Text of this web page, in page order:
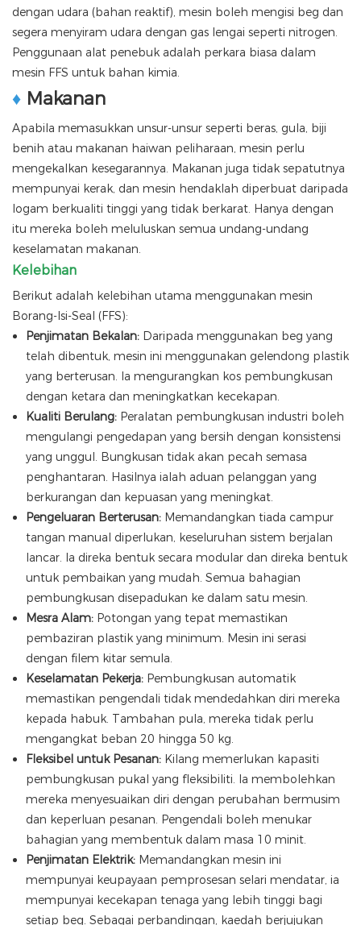
dengan udara (bahan reaktif), mesin boleh mengisi beg dan
segera menyiram udara dengan gas lengai seperti nitrogen.
Penggunaan alat penebuk adalah perkara biasa dalam
mesin FFS untuk bahan kimia.
♦ Makanan
Apabila memasukkan unsur-unsur seperti beras, gula, biji
benih atau makanan haiwan peliharaan, mesin perlu
mengekalkan kesegarannya. Makanan juga tidak sepatutnya
mempunyai kerak, dan mesin hendaklah diperbuat daripada
logam berkualiti tinggi yang tidak berkarat. Hanya dengan
itu mereka boleh meluluskan semua undang-undang
keselamatan makanan.
Kelebihan
Berikut adalah kelebihan utama menggunakan mesin
Borang-Isi-Seal (FFS):
Penjimatan Bekalan: Daripada menggunakan beg yang
telah dibentuk, mesin ini menggunakan gelendong plastik
yang berterusan. Ia mengurangkan kos pembungkusan
dengan ketara dan meningkatkan kecekapan.
Kualiti Berulang: Peralatan pembungkusan industri boleh
mengulangi pengedapan yang bersih dengan konsistensi
yang unggul. Bungkusan tidak akan pecah semasa
penghantaran. Hasilnya ialah aduan pelanggan yang
berkurangan dan kepuasan yang meningkat.
Pengeluaran Berterusan: Memandangkan tiada campur
tangan manual diperlukan, keseluruhan sistem berjalan
lancar. Ia direka bentuk secara modular dan direka bentuk
untuk pembaikan yang mudah. ​​Semua bahagian
pembungkusan disepadukan ke dalam satu mesin.
Mesra Alam: Potongan yang tepat memastikan
pembaziran plastik yang minimum. Mesin ini serasi
dengan filem kitar semula.
Keselamatan Pekerja: Pembungkusan automatik
memastikan pengendali tidak mendedahkan diri mereka
kepada habuk. Tambahan pula, mereka tidak perlu
mengangkat beban 20 hingga 50 kg.
Fleksibel untuk Pesanan: Kilang memerlukan kapasiti
pembungkusan pukal yang fleksibiliti. Ia membolehkan
mereka menyesuaikan diri dengan perubahan bermusim
dan keperluan pesanan. Pengendali boleh menukar
bahagian yang membentuk dalam masa 10 minit.
Penjimatan Elektrik: Memandangkan mesin ini
mempunyai keupayaan pemprosesan selari mendatar, ia
mempunyai kecekapan tenaga yang lebih tinggi bagi
setiap beg. Sebagai perbandingan, kaedah berjujukan